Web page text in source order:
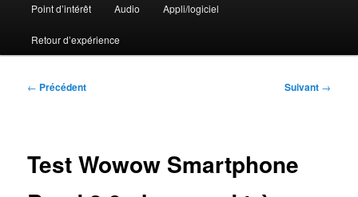
Point d’intérêt Audio Appli/logiciel
Retour d’expérience
Navigation
← Précédent Suivant →
Test Wowow Smartphone